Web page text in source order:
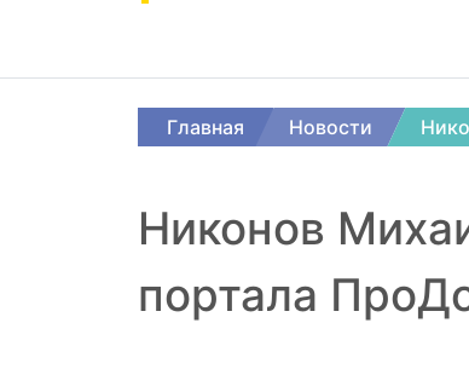
Главная Новости
Никонов
портала